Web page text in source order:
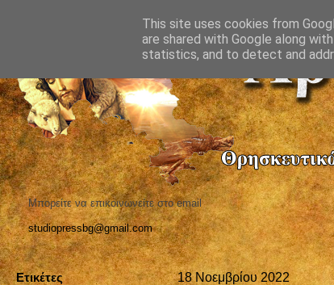
Μπορείτε να επικοινωνείτε στο email
studiopressbg@gmail.com
18 Νοεμβρίου 2022
Ετικέτες
This site uses cookies from
are shared with Google along
statistics, and to detect and